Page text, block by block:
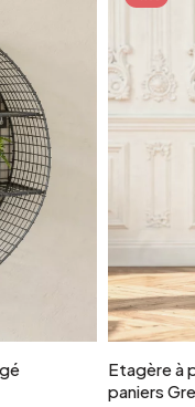
Etagère à
paniers